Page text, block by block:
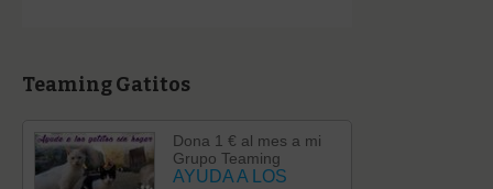
Teaming Gatitos